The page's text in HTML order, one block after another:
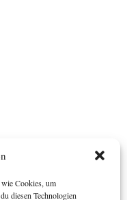
Cookies, um
diesen Technologien